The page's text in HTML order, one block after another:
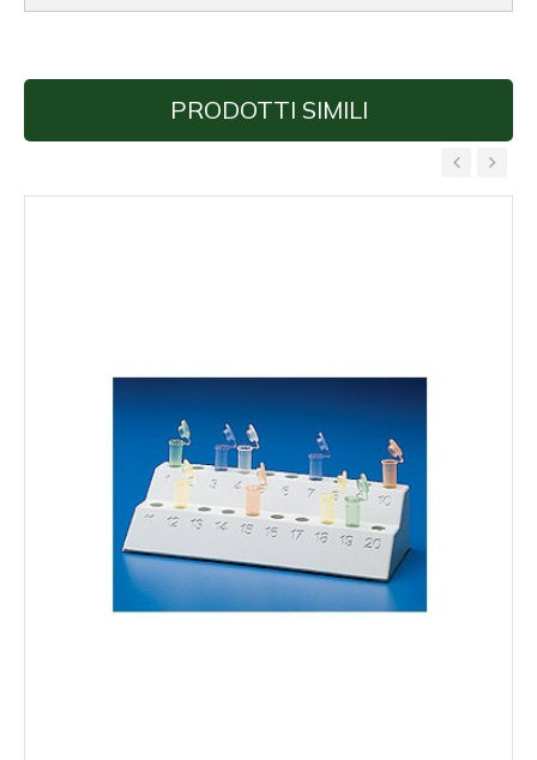
PRODOTTI SIMILI
‹ ›